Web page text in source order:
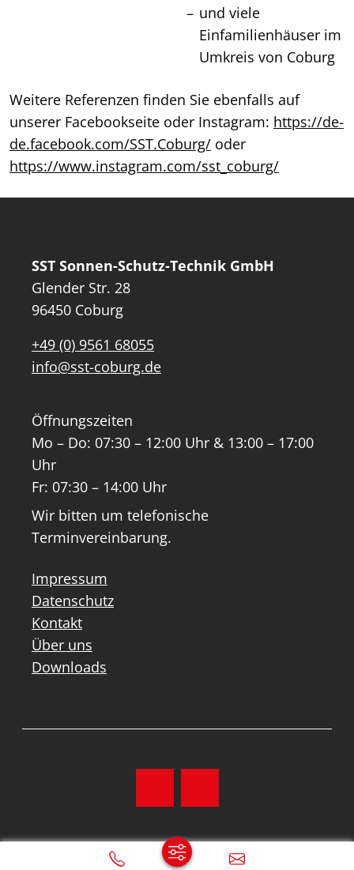
und viele
Einfamilienhäuser im
Umkreis von Coburg
Weitere Referenzen finden Sie ebenfalls auf
unserer Facebookseite oder Instagram: https://de-
de.facebook.com/SST.Coburg/ oder
https://www.instagram.com/sst_coburg/
SST Sonnen-Schutz-Technik GmbH
Glender Str. 28
96450 Coburg
+49 (0) 9561 68055
info@sst-coburg.de
Öffnungszeiten
Mo – Do: 07:30 – 12:00 Uhr & 13:00 – 17:00
Uhr
Fr: 07:30 – 14:00 Uhr
Wir bitten um telefonische
Terminvereinbarung.
Impressum
Datenschutz
Kontakt
Über uns
Downloads